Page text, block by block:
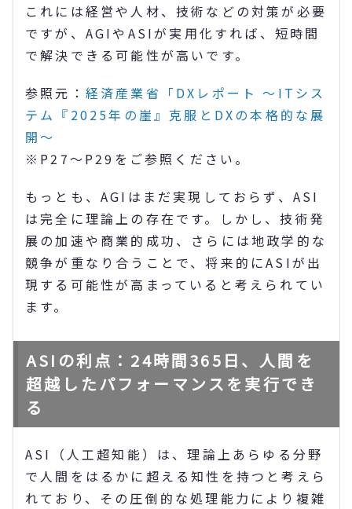
これには経営や人材、技術などの対策が必要
ですが、AGIやASIが実用化すれば、短時間
で解決できる可能性が高いです。
参照元： 経済産業省「DXレポート ～ITシス
テム『2025年の崖』克服とDXの本格的な展
開～
※P27～P29をご参照ください。
もっとも、AGIはまだ実現しておらず、ASI
は完全に理論上の存在です。しかし、技術発
展の加速や商業的成功、さらには地政学的な
競争が重なり合うことで、将来的にASIが出
現する可能性が高まっていると考えられてい
ます。
ASIの利点：24時間365日、人間を
超越したパフォーマンスを実行でき
る
ASI（人工超知能）は、理論上あらゆる分野
で人間をはるかに超える知性を持つと考えら
れており、その圧倒的な処理能力により複雑